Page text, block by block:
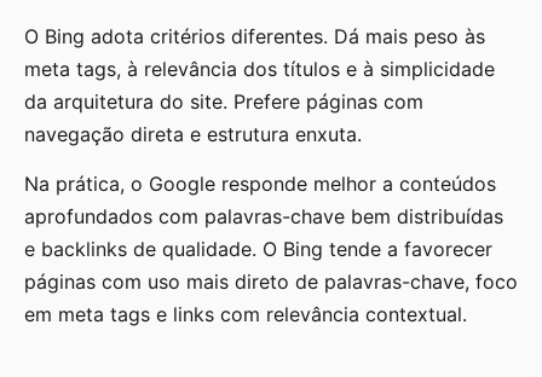
O Bing adota critérios diferentes. Dá mais peso às
meta tags, à relevância dos títulos e à simplicidade
da arquitetura do site. Prefere páginas com
navegação direta e estrutura enxuta.
Na prática, o Google responde melhor a conteúdos
aprofundados com palavras-chave bem distribuídas
e backlinks de qualidade. O Bing tende a favorecer
páginas com uso mais direto de palavras-chave, foco
em meta tags e links com relevância contextual.